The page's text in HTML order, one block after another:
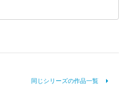
同じシリーズの作品一覧